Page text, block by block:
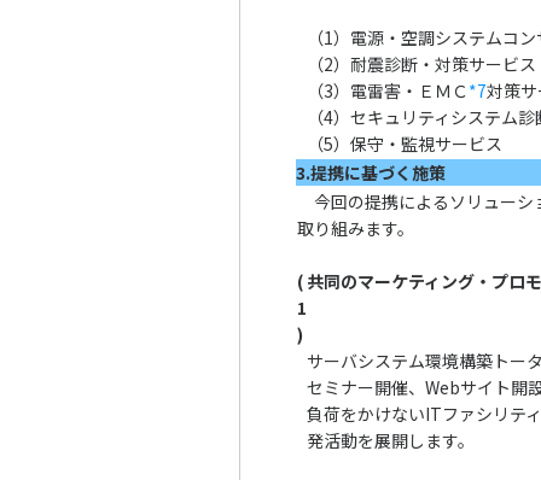
（1） 電源・空調システムコ
（2） 耐震診断・対策サービス
（3） 電雷害・ＥＭＣ*7対策
（4） セキュリティシステム
（5） 保守・監視サービス
3.提携に基づく施策
今回の提携によるソリューシ
取り組みます。
(
1
)
共同のマーケティング・プロ
サーバシステム環境構築トー
セミナー開催、Webサイト開
負荷をかけないITファシリテ
発活動を展開します。